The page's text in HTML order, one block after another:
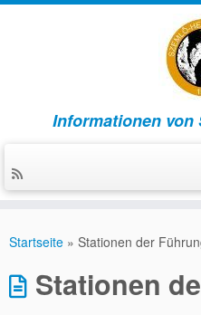
Inhalt
Informationen von
Startseite » Stationen der
Stationen